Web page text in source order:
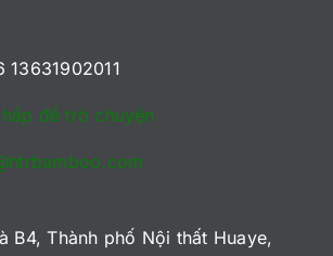
để trò chuyện
B4, Thành phố Nội thất Huaye,